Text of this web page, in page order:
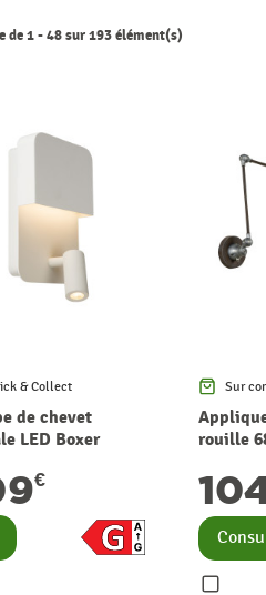
de 1 - 48 sur 193 élément(s)
& Collect
de chevet
LED Boxer
€
Sur
rouille